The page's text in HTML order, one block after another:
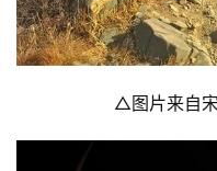
△图片来自